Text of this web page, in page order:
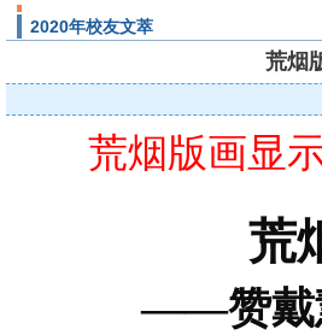
2020年校友文萃
荒烟
荒烟版画显
荒
——赞戴